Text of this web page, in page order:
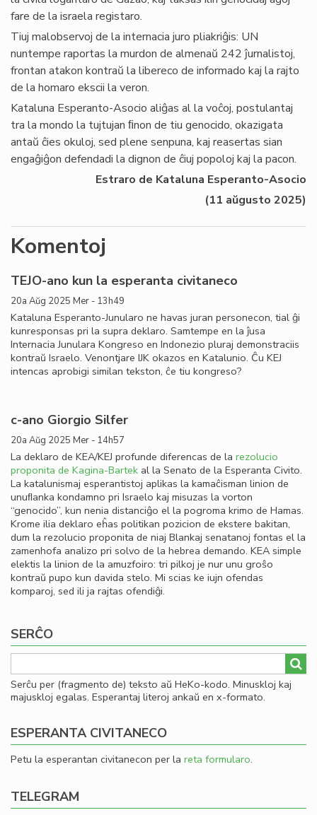
fare de la israela registaro.
Tiuj malobservoj de la internacia juro pliakriĝis: UN
nuntempe raportas la murdon de almenaŭ 242 ĵurnalistoj,
frontan atakon kontraŭ la libereco de informado kaj la rajto
de la homaro ekscii la veron.
Kataluna Esperanto-Asocio aliĝas al la voĉoj, postulantaj
tra la mondo la tujtujan ﬁnon de tiu genocido, okazigata
antaŭ ĉies okuloj, sed plene senpuna, kaj reasertas sian
engaĝiĝon defendadi la dignon de ĉiuj popoloj kaj la pacon.
Estraro de Kataluna Esperanto-Asocio
(11 aŭgusto 2025)
Komentoj
TEJO-ano kun la esperanta civitaneco
20a Aŭg 2025 Mer - 13h49
Kataluna Esperanto-Junularo ne havas juran personecon, tial ĝi
kunresponsas pri la supra deklaro. Samtempe en la ĵusa
Internacia Junulara Kongreso en Indonezio pluraj demonstraciis
kontraŭ Israelo. Venontjare IJK okazos en Katalunio. Ĉu KEJ
intencas aprobigi similan tekston, ĉe tiu kongreso?
c-ano Giorgio Silfer
20a Aŭg 2025 Mer - 14h57
La deklaro de KEA/KEJ profunde diferencas de la rezolucio
proponita de Kagina-Bartek al la Senato de la Esperanta Civito.
La katalunismaj esperantistoj aplikas la kamaĉisman linion de
unuﬂanka kondamno pri Israelo kaj misuzas la vorton
“genocido”, kun nenia distanciĝo el la pogroma krimo de Hamas.
Krome ilia deklaro eĥas politikan pozicion de ekstere bakitan,
dum la rezolucio proponita de niaj Blankaj senatanoj fontas el la
zamenhofa analizo pri solvo de la hebrea demando. KEA simple
elektis la linion de la amuzfoiro: tri pilkoj je nur unu groŝo
kontraŭ pupo kun davida stelo. Mi scias ke iujn ofendas
komparoj, sed ili ja rajtas ofendiĝi.
SERĈO
Serĉu per (fragmento de) teksto aŭ HeKo-kodo. Minuskloj kaj
majuskloj egalas. Esperantaj literoj ankaŭ en x-formato.
ESPERANTA CIVITANECO
Petu la esperantan civitanecon per la reta formularo.
TELEGRAM